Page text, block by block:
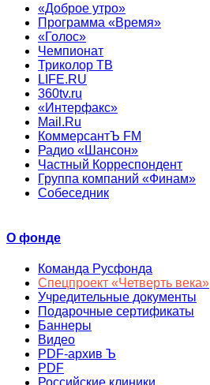
«Доброе утро»
Программа «Время»
«Голос»
Чемпионат
Триколор ТВ
LIFE.RU
360tv.ru
«Интерфакс»
Mail.Ru
КоммерсантЪ FM
Радио «Шансон»
Частный Корреспондент
Группа компаний «Финам»
Собеседник
О фонде
Команда Русфонда
Спецпроект «Четверть века»
Учредительные документы
Подарочные сертификаты
Баннеры
Видео
PDF-архив Ъ
PDF